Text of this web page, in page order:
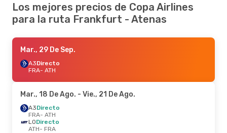
Los mejores precios de Copa Airlines
para la ruta Frankfurt - Atenas
Mar., 29 De Sep.
A3Directo
FRA- ATH
Mar., 18 De Ago. - Vie., 21 De Ago.
A3Directo
FRA- ATH
LODirecto
ATH- FRA